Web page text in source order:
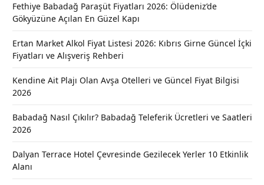
Fethiye Babadağ Paraşüt Fiyatları 2026: Ölüdeniz’de
Gökyüzüne Açılan En Güzel Kapı
Ertan Market Alkol Fiyat Listesi 2026: Kıbrıs Girne Güncel İçki
Fiyatları ve Alışveriş Rehberi
Kendine Ait Plajı Olan Avşa Otelleri ve Güncel Fiyat Bilgisi
2026
Babadağ Nasıl Çıkılır? Babadağ Teleferik Ücretleri ve Saatleri
2026
Dalyan Terrace Hotel Çevresinde Gezilecek Yerler 10 Etkinlik
Alanı